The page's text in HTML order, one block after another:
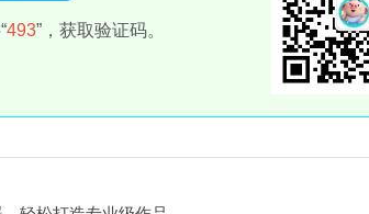
493”，获取验证码。